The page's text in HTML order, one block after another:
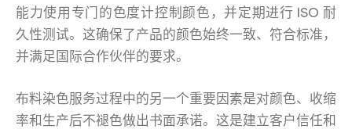
能力使用专门的色度计控制颜色，并定期进行 ISO 耐
久性测试。这确保了产品的颜色始终一致、符合标准，
并满足国际合作伙伴的要求。
布料染色服务过程中的另一个重要因素是对颜色、收缩
率和生产后不褪色做出书面承诺。这是建立客户信任和